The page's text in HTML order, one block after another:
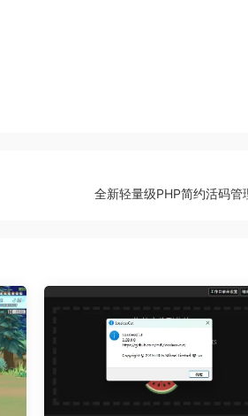
全新轻量级PHP简约活码管